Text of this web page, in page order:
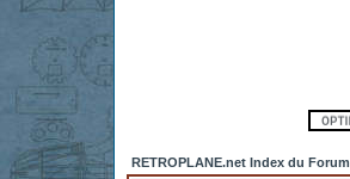
RETROPLANE.net Index du Forum